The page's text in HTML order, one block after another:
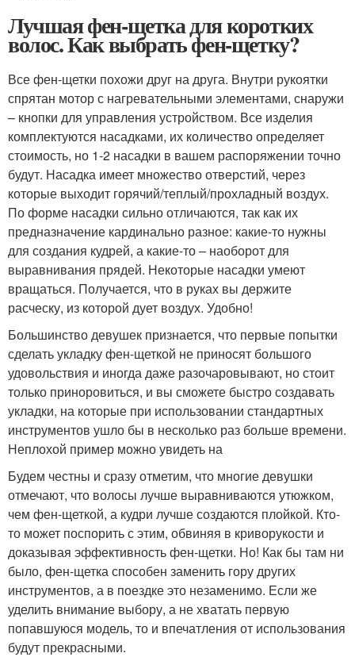
Лучшая фен-щетка для коротких
волос. Как выбрать фен-щетку?
Все фен-щетки похожи друг на друга. Внутри рукоятки
спрятан мотор с нагревательными элементами, снаружи
– кнопки для управления устройством. Все изделия
комплектуются насадками, их количество определяет
стоимость, но 1-2 насадки в вашем распоряжении точно
будут. Насадка имеет множество отверстий, через
которые выходит горячий/теплый/прохладный воздух.
По форме насадки сильно отличаются, так как их
предназначение кардинально разное: какие-то нужны
для создания кудрей, а какие-то – наоборот для
выравнивания прядей. Некоторые насадки умеют
вращаться. Получается, что в руках вы держите
расческу, из которой дует воздух. Удобно!
Большинство девушек признается, что первые попытки
сделать укладку фен-щеткой не приносят большого
удовольствия и иногда даже разочаровывают, но стоит
только приноровиться, и вы сможете быстро создавать
укладки, на которые при использовании стандартных
инструментов ушло бы в несколько раз больше времени.
Неплохой пример можно увидеть на
Будем честны и сразу отметим, что многие девушки
отмечают, что волосы лучше выравниваются утюжком,
чем фен-щеткой, а кудри лучше создаются плойкой. Кто-
то может поспорить с этим, обвиняя в криворукости и
доказывая эффективность фен-щетки. Но! Как бы там ни
было, фен-щетка способен заменить гору других
инструментов, а в поездке это незаменимо. Если же
уделить внимание выбору, а не хватать первую
попавшуюся модель, то и впечатления от использования
будут прекрасными.